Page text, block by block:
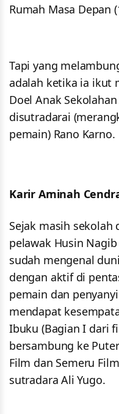
Rumah Masa Depan
Tapi yang
adalah ketika ia ikut
Doel Anak
disutradarai
pemain) Rano Karno.
Karir Aminah
Sejak masih sekolah
pelawak Husin
sudah mengenal
dengan aktif di
pemain dan
mendapat
Ibuku (Bagian I dari
bersambung ke
Film dan Semeru
sutradara Ali Yugo.